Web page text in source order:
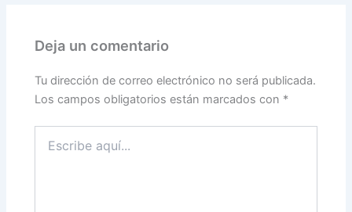
Deja un comentario
Tu dirección de correo electrónico no será publicada.
Los campos obligatorios están marcados con *
aquí...